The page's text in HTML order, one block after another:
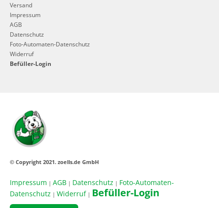
Versand
Impressum
AGB
Datenschutz
Foto-Automaten-Datenschutz
Widerruf
Befüller-Login
© Copyright 2021. zoells.de GmbH
Impressum | AGB | Datenschutz | Foto-Automaten-
Datenschutz | Widerruf | Befüller-Login